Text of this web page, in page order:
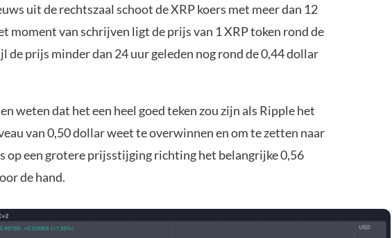
uit de rechtszaal schoot de XRP koers met meer dan 12
moment van schrijven ligt de prijs van 1 XRP token rond de
prijs minder dan 24 uur geleden nog rond de 0,44 dollar
weten dat het een heel goed teken zou zijn als Ripple het
van 0,50 dollar weet te overwinnen en om te zetten naar
op een grotere prijsstijging richting het belangrijke 0,56
de hand.